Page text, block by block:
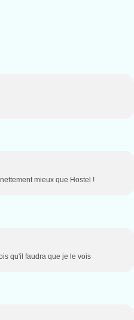
mieux que Hostel !
qu'il faudra que je le vois